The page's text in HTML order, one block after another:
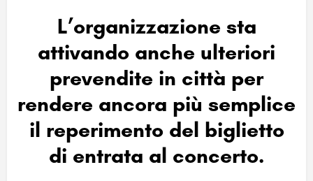
L’organizzazione sta
attivando anche ulteriori
prevendite in città per
rendere ancora più semplice
il reperimento del biglietto
di entrata al concerto.